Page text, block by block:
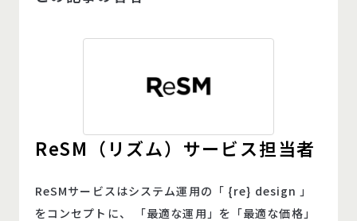
ReSM（リズム）サービス担当者
ReSMサービスはシステム運用の「 {re} design 」
をコンセプトに、 「最適な運用」を「最適な価格」